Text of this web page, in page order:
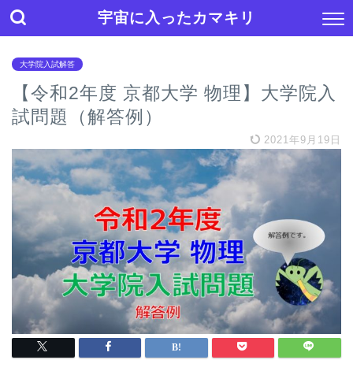
宇宙に入ったカマキリ
大学院入試解答
【令和2年度 京都大学 物理】大学院入
試問題（解答例）
2021年9月19日